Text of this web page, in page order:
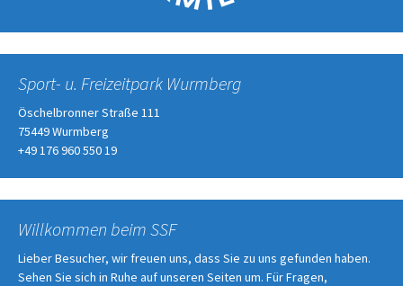
Sport- u. Freizeitpark Wurmberg
Öschelbronner Straße 111
75449 Wurmberg
+49 176 960 550 19
Willkommen beim SSF
Lieber Besucher, wir freuen uns, dass Sie zu uns gefunden haben.
Sehen Sie sich in Ruhe auf unseren Seiten um. Für Fragen,